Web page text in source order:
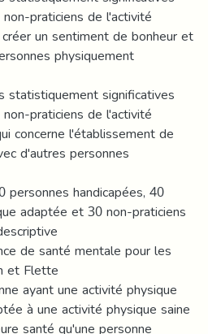
praticiens de l'activité
un sentiment de bonheur et
physiquement
statistiquement significatives
praticiens de l'activité
concerne l'établissement de
d'autres personnes
handicapées, 40
adaptée et 30 non-praticiens
de santé mentale pour les
et Flette
ayant une activité physique
à une activité physique saine
santé qu'une personne